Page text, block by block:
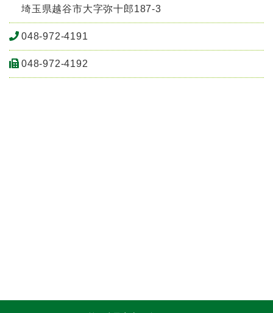
埼玉県越谷市大字弥十郎187-3
048-972-4191
048-972-4192